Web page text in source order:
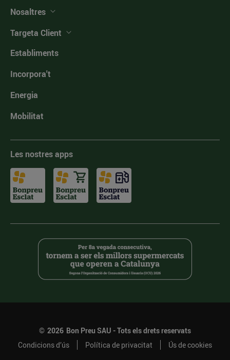
Nosaltres
Targeta Client
Establiments
Incorpora't
Energia
Mobilitat
Les nostres apps
© 2026 Bon Preu SAU - Tots els drets reservats
Condicions d’ús
Política de privacitat Ús de cookies